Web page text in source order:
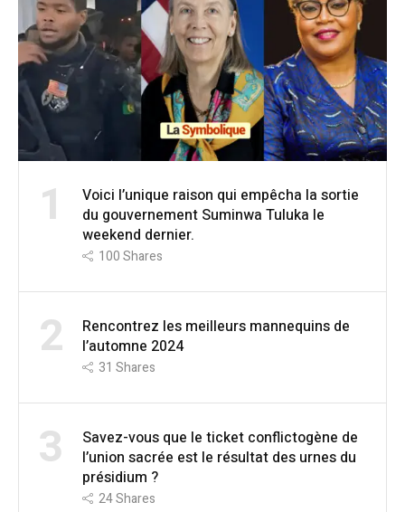
1
Voici l’unique raison qui empêcha la sortie
du gouvernement Suminwa Tuluka le
weekend dernier.
100Shares
2
Rencontrez les meilleurs mannequins de
l’automne 2024
31 Shares
3
Savez-vous que le ticket conflictogène de
l’union sacrée est le résultat des urnes du
présidium ?
24Shares